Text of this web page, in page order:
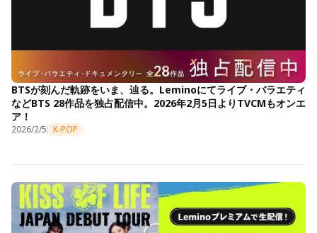
BTSが刻んだ軌跡をいま、辿る。Leminoにてライブ・バラエティ
などBTS 28作品を独占配信中。2026年2月5日よりTVCMもオンエ
ア！
2026/2/5 K-POP